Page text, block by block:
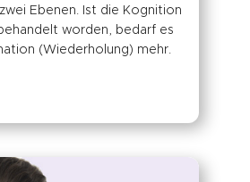
Ebenen. Ist die Kognition
worden, bedarf es
(Wiederholung) mehr.